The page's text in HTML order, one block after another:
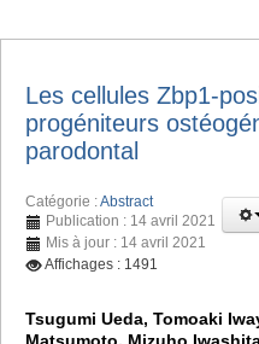
Les cellules Zbp1-
progéniteurs
parodontal
Catégorie :Abstract
Publication : 14 avril 2021
Mis à jour : 14 avril 2021
Affichages : 1491
Tsugumi Ueda, Tomoaki
Matsumoto, Mizuho